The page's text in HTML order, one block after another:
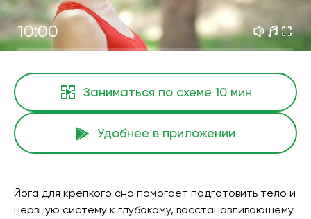
10:00
Заниматься по схеме 10 мин
Удобнее в приложении
Йога для крепкого сна помогает подготовить тело и
нервную систему к глубокому, восстанавливающему